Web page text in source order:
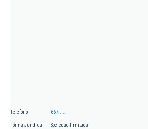
Teléfono 667.....
Forma Jurídica Sociedad limitada